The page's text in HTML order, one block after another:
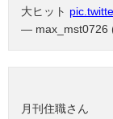
大ヒット
— max_mst0726
月刊住職さん